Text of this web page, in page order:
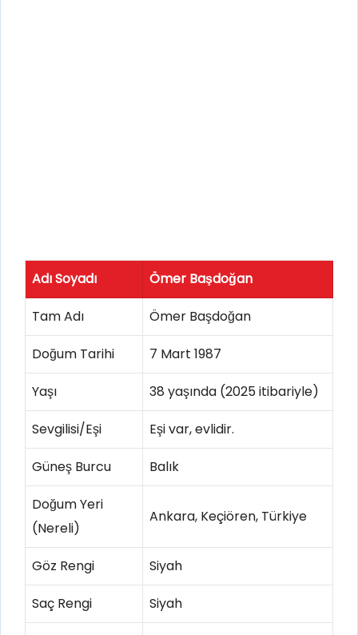
Adı Soyadı Ömer Başdoğan
Tam Adı Ömer Başdoğan
Doğum Tarihi 7 Mart 1987
Yaşı 38 yaşında (2025 itibariyle)
Sevgilisi/Eşi Eşi var, evlidir.
Güneş Burcu Balık
Doğum Yeri
(Nereli)
Ankara, Keçiören, Türkiye
Göz Rengi Siyah
Saç Rengi Siyah